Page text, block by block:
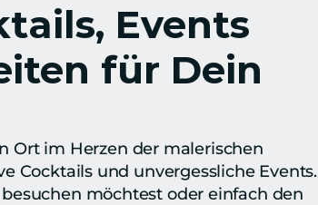
Events
für Dein
Ort im Herzen der malerischen
Cocktails und unvergessliche Events.
möchtest oder einfach den